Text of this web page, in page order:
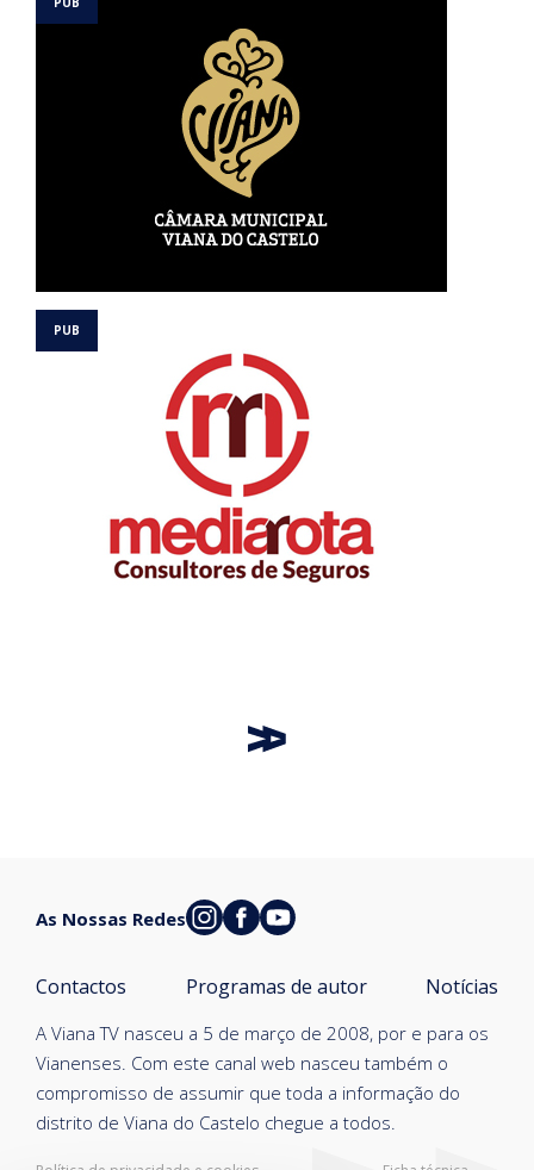
A Viana TV nasceu a 5 de março de 2008, por e para os
Vianenses. Com este canal web nasceu também o
compromisso de assumir que toda a informação do
distrito de Viana do Castelo chegue a todos.
Contactos Programas de autor Notícias
As Nossas Redes